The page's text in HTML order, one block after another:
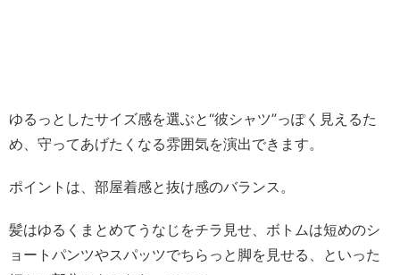
ゆるっとしたサイズ感を選ぶと“彼シャツ”っぽく見えるた
め、守ってあげたくなる雰囲気を演出できます。
ポイントは、部屋着感と抜け感のバランス。
髪はゆるくまとめてうなじをチラ見せ、ボトムは短めのシ
ョートパンツやスパッツでちらっと脚を見せる、といった